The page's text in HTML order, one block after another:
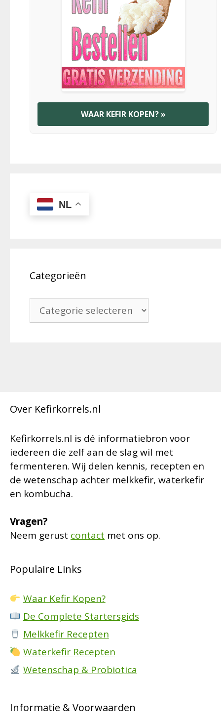
WAAR KEFIR KOPEN? »
NL
Categorieën
Categorieën
Over Kefirkorrels.nl
Kefirkorrels.nl is dé informatiebron voor
iedereen die zelf aan de slag wil met
fermenteren. Wij delen kennis, recepten en
de wetenschap achter melkkefir, waterkefir
en kombucha.
Vragen?
Neem gerust contact met ons op.
Populaire Links
Waar Kefir Kopen?
De Complete Startersgids
Melkkefir Recepten
Waterkefir Recepten
Wetenschap & Probiotica
Informatie & Voorwaarden